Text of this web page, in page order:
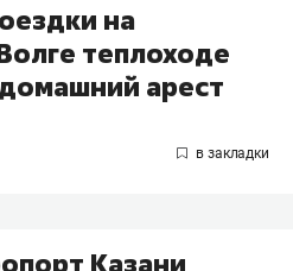
на
теплоходе
арест
Казани